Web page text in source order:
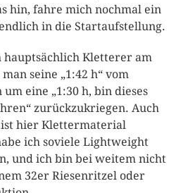
hin, fahre mich nochmal ein
in die Startaufstellung.
Kletterer am
seine „1:42 h“ vom
eine „1:30 h, bin dieses
zurückzukriegen. Auch
hier Klettermaterial
ich soviele Lightweight
und ich bin bei weitem nicht
32er Riesenritzel oder